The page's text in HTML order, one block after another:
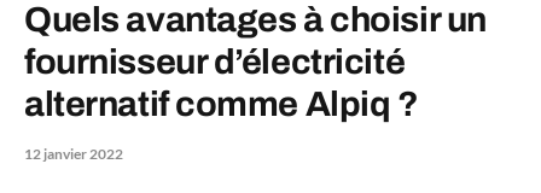
Quels avantages à choisir un
fournisseur d’électricité
alternatif comme Alpiq ?
12 janvier 2022